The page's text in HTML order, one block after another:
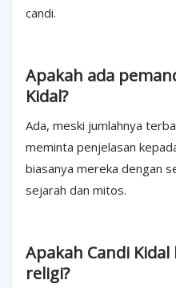
candi.
Apakah ada
Kidal?
Ada, meski jumlahnya
meminta penjelasan
biasanya mereka dengan
sejarah dan mitos.
Apakah Candi
religi?